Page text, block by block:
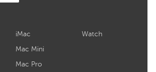
iMac
Mac Mini
Mac Pro
Watch